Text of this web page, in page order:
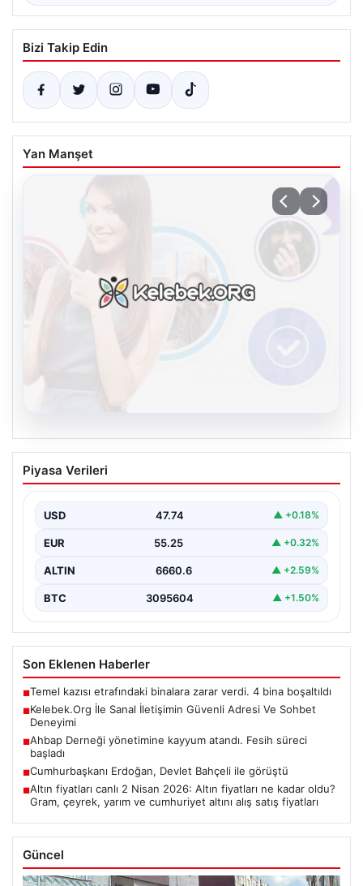
Bizi Takip Edin
Yan Manşet
Kelebek.Org İle Sanal İletişimin Güvenli
Adresi Ve Sohbet Deneyimi
sağlaması kritik bir önem taşımaktadır. Güncel olarak…
Piyasa Verileri
USD 47.74 ▲ +0.18%
EUR 55.25 ▲ +0.32%
ALTIN 6660.6 ▲ +2.59%
BTC 3095604 ▲ +1.50%
Son Eklenen Haberler
■Temel kazısı etrafındaki binalara zarar verdi. 4 bina boşaltıldı
■Kelebek.Org İle Sanal İletişimin Güvenli Adresi Ve Sohbet
Deneyimi
■Ahbap Derneği yönetimine kayyum atandı. Fesih süreci
başladı
■Cumhurbaşkanı Erdoğan, Devlet Bahçeli ile görüştü
■Altın fiyatları canlı 2 Nisan 2026: Altın fiyatları ne kadar oldu?
Gram, çeyrek, yarım ve cumhuriyet altını alış satış fiyatları
Güncel